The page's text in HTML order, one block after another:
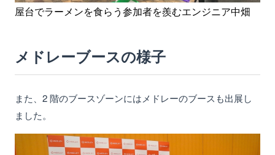
屋台でラーメンを食らう参加者を羨むエンジニア中畑
メドレーブースの様子
また、2 階のブースゾーンにはメドレーのブースも出展し
ました。